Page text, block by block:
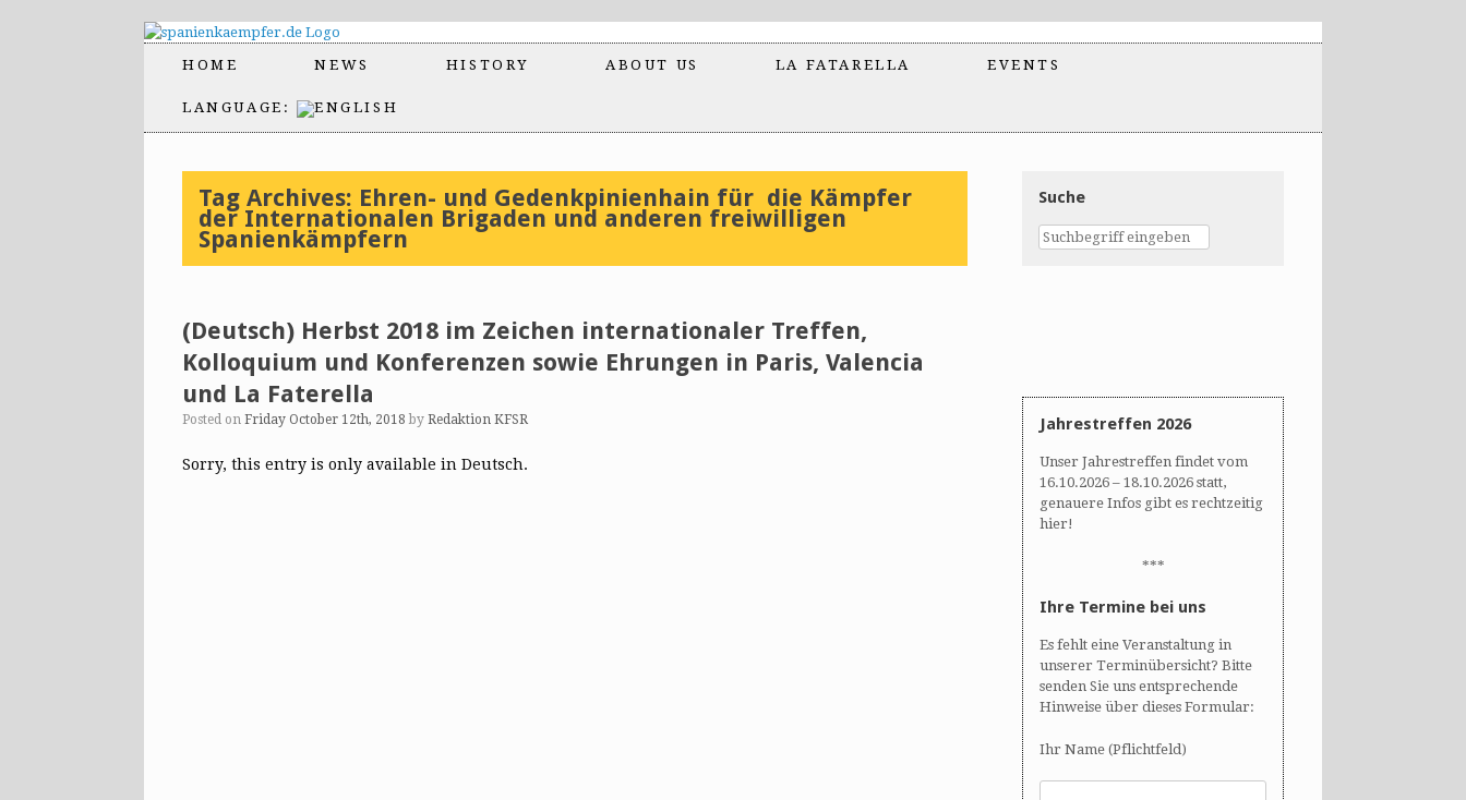
HOME NEWS HISTORY ABOUT US LA FATARELLA EVENTS
LANGUAGE:
Tag Archives: Ehren- und Gedenkpinienhain für die Kämpfer
der Internationalen Brigaden und anderen freiwilligen
Spanienkämpfern
(Deutsch) Herbst 2018 im Zeichen internationaler Treffen,
Kolloquium und Konferenzen sowie Ehrungen in Paris, Valencia
und La Faterella
Posted on Friday October 12th, 2018 by Redaktion KFSR
Sorry, this entry is only available in Deutsch.
Suche
Jahrestreffen 2026
Unser Jahrestreffen findet vom
16.10.2026 – 18.10.2026 statt,
genauere Infos gibt es rechtzeitig
hier!
***
Ihre Termine bei uns
Es fehlt eine Veranstaltung in
unserer Terminübersicht? Bitte
senden Sie uns entsprechende
Hinweise über dieses Formular:
Ihr Name (Pflichtfeld)